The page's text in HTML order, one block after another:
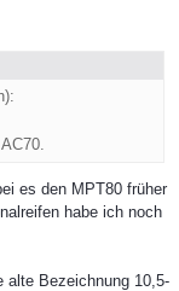
es den MPT80 früher
habe ich noch
alte Bezeichnung 10,5-